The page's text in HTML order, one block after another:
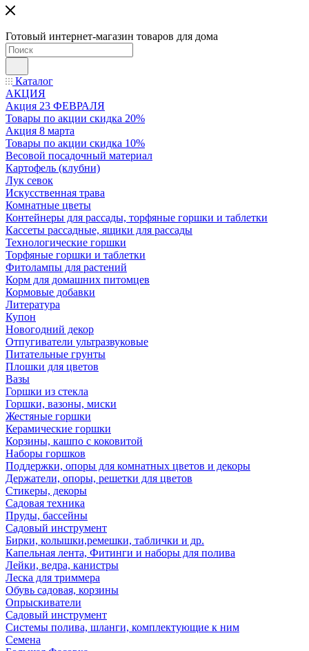
Готовый интернет-магазин товаров для дома
Каталог
АКЦИЯ
Акция 23 ФЕВРАЛЯ
Товары по акции скидка 20%
Акция 8 марта
Товары по акции скидка 10%
Весовой посадочный материал
Картофель (клубни)
Лук севок
Искусственная трава
Комнатные цветы
Контейнеры для рассады, торфяные горшки и таблетки
Кассеты рассадные, ящики для рассады
Технологические горшки
Торфяные горшки и таблетки
Фитолампы для растений
Корм для домашних питомцев
Кормовые добавки
Литература
Купон
Новогодний декор
Отпугиватели ультразвуковые
Питательные грунты
Плошки для цветов
Вазы
Горшки из стекла
Горшки, вазоны, миски
Жестяные горшки
Керамические горшки
Корзины, кашпо с коковитой
Наборы горшков
Поддержки, опоры для комнатных цветов и декоры
Держатели, опоры, решетки для цветов
Стикеры, декоры
Садовая техника
Пруды, бассейны
Садовый инструмент
Бирки, колышки,ремешки, таблички и др.
Капельная лента, Фитинги и наборы для полива
Лейки, ведра, канистры
Леска для триммера
Обувь садовая, корзины
Опрыскиватели
Садовый инструмент
Системы полива, шланги, комплектующие к ним
Семена